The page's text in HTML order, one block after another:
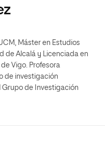
Máster en Estudios
de Alcalá y Licenciada en
Vigo. Profesora
de investigación
Grupo de Investigación